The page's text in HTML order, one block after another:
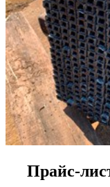
Прайс-